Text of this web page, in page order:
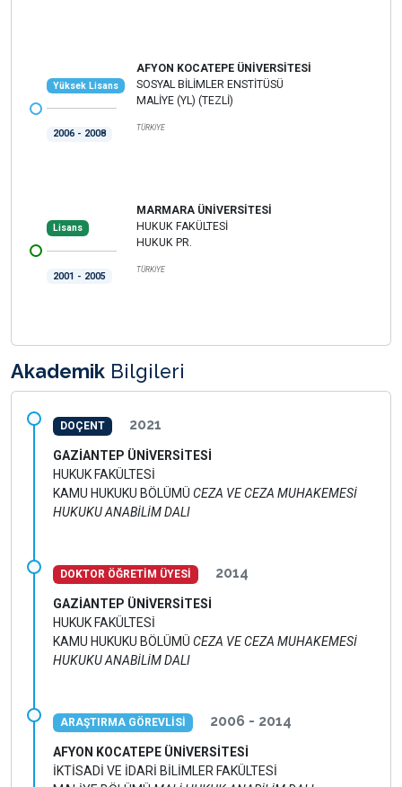
Yüksek Lisans
2006 - 2008
AFYON KOCATEPE ÜNİVERSİTESİ
SOSYAL BİLİMLER ENSTİTÜSÜ
MALİYE (YL) (TEZLİ)
TÜRKİYE
Lisans
2001 - 2005
MARMARA ÜNİVERSİTESİ
HUKUK FAKÜLTESİ
HUKUK PR.
TÜRKİYE
Akademik Bilgileri
DOÇENT 2021
GAZİANTEP ÜNİVERSİTESİ
HUKUK FAKÜLTESİ
KAMU HUKUKU BÖLÜMÜ CEZA VE CEZA MUHAKEMESİ
HUKUKU ANABİLİM DALI
DOKTOR ÖĞRETİM ÜYESİ 2014
GAZİANTEP ÜNİVERSİTESİ
HUKUK FAKÜLTESİ
KAMU HUKUKU BÖLÜMÜ CEZA VE CEZA MUHAKEMESİ
HUKUKU ANABİLİM DALI
ARAŞTIRMA GÖREVLİSİ 2006 - 2014
AFYON KOCATEPE ÜNİVERSİTESİ
İKTİSADİ VE İDARİ BİLİMLER FAKÜLTESİ